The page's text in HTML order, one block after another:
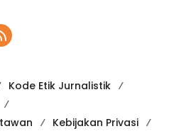
Kode Etik Jurnalistik
Kebijakan Privasi